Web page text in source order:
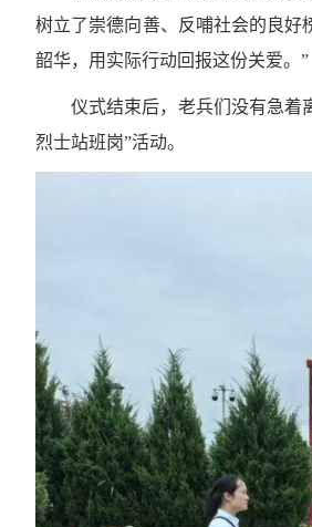
树立了崇德向善、反哺社会的良好
韶华，用实际行动回报这份关爱。”
仪式结束后，老兵们没有急着
烈士站班岗”活动。